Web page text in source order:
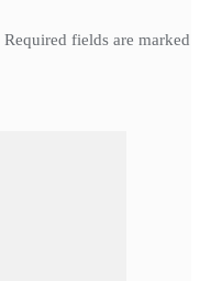
Required fields are marked